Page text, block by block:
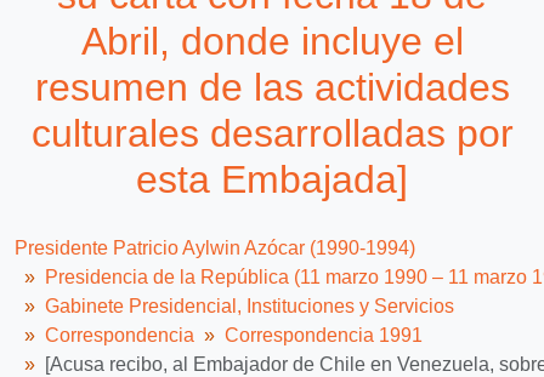
Abril, donde incluye el
resumen de las actividades
culturales desarrolladas por
esta Embajada]
Presidente Patricio Aylwin Azócar (1990-1994)
Presidencia de la República (11 marzo 1990 – 11 marzo
Gabinete Presidencial, Instituciones y Servicios
Correspondencia
Correspondencia 1991
[Acusa recibo, al Embajador de Chile en Venezuela,